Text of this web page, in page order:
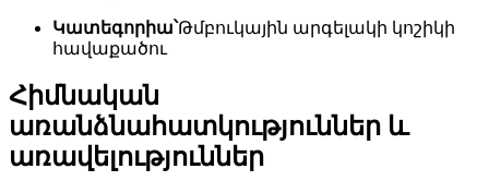
Կատեգորիա՝Թմբուկային արգելակի կոշիկի
հավաքածու
Հիմնական
առանձնահատկություններ և
առավելություններ